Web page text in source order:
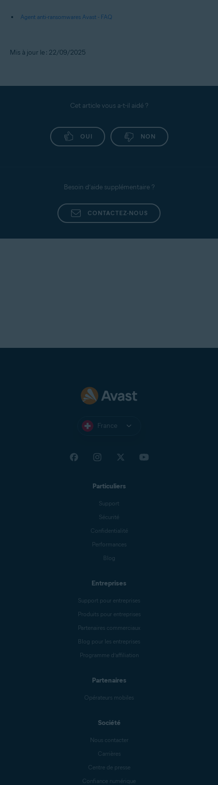
Agent anti-ransomwares Avast - FAQ
Mis à jour le : 22/09/2025
Cet article vous a-t-il aidé ?
OUI NON
Besoin d’aide supplémentaire ?
CONTACTEZ-NOUS
France
Particuliers
Support
Sécurité
Confidentialité
Performances
Blog
Entreprises
Support pour entreprises
Produits pour entreprises
Partenaires commerciaux
Blog pour les entreprises
Programme d’affiliation
Partenaires
Opérateurs mobiles
Société
Nous contacter
Carrières
Centre de presse
Confiance numérique